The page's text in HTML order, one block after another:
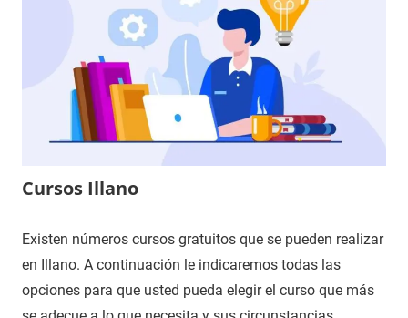
Cursos Illano
Existen números cursos gratuitos que se pueden realizar
en Illano. A continuación le indicaremos todas las
opciones para que usted pueda elegir el curso que más